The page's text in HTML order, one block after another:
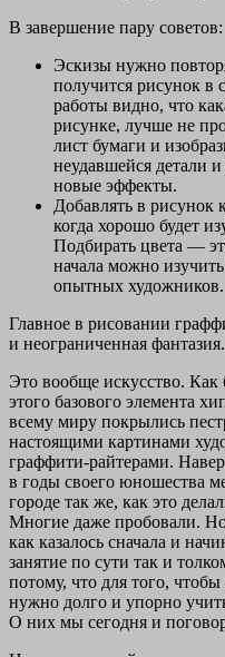
В завершение пару советов:
Эскизы нужно
получится рисунок в
работы видно, что
рисунке, лучше не
лист бумаги и
неудавшейся детали
новые эффекты.
Добавлять в рисунок
когда хорошо будет
Подбирать цвета —
начала можно
опытных художников.
Главное в рисовании
и неограниченная фантазия.
Это вообще искусство.
этого базового элемента
всему миру покрылись
настоящими картинами
граффити-райтерами.
в годы своего юношества
городе так же, как это
Многие даже пробовали.
как казалось сначала и
занятие по сути так и
потому, что для того,
нужно долго и упорно
О них мы сегодня и